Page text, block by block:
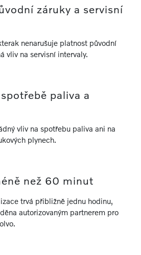
záruky a servisní
nenarušuje platnost původní
vliv na servisní intervaly.
paliva a
vliv na spotřebu paliva ani na
plynech.
než 60 minut
trvá přibližně jednu hodinu,
autorizovaným partnerem pro